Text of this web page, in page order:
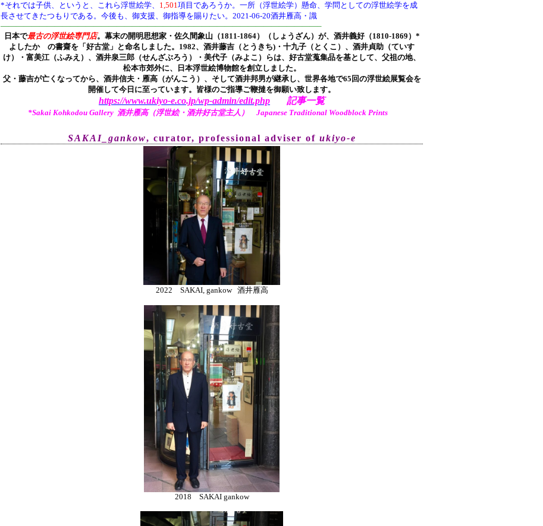
*それでは子供、というと、これら浮世絵学、 1,501項目であろうか。一所（浮世絵学）懸命、学問としての浮世絵学を成
長させてきたつもりである。今後も、御支援、御指導を賜りたい。2021-06-20酒井雁高・識
—————————————————————————————————————————–
日本で最古の浮世絵専門店。幕末の開明思想家・ 佐久間象山（1811-1864）（しょうざん）が、酒井義好（1810-1869）*
よしたか の書齋を「好古堂」と命名しました。 1982、酒井藤吉（とうきち)・十九子（とくこ）、酒井貞助（ていす
け）・富美江（ふみえ）、酒井泉三郎（せんざぶろう）・美代子（みよこ）らは、好古堂蒐集品を基として、父祖の地、
松本市郊外に、日本浮世絵博物館を創立しました。
父・藤吉が亡くなってから、酒井信夫・雁高（がんこう）、そして酒井邦男が継承し、世界各地で65回の浮世絵展覧会を
開催して今日に至っています。皆様のご指導ご鞭撻を御願い致します。
https://www.ukiyo-e.co.jp/wp-admin/edit.php 記事一覧
*Sakai Kohkodou Gallery 酒井雁高（浮世絵・酒井好古堂主人） Japanese Traditional Woodblock Prints
SAKAI_gankow, curator, professional adviser of ukiyo-e
2022 SAKAI, gankow 酒井雁高
2018 SAKAI gankow